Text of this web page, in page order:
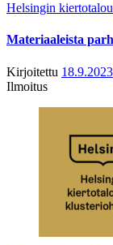
Helsingin
Materiaaleista
Kirjoitettu 18.9.2023
Ilmoitus